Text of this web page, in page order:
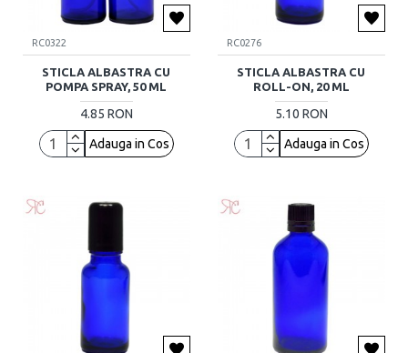
RC0322
STICLA ALBASTRA CU
POMPA SPRAY, 50 ML
4.85 RON
Adauga in Cos
RC0276
STICLA ALBASTRA CU
ROLL-ON, 20 ML
5.10 RON
Adauga in Cos